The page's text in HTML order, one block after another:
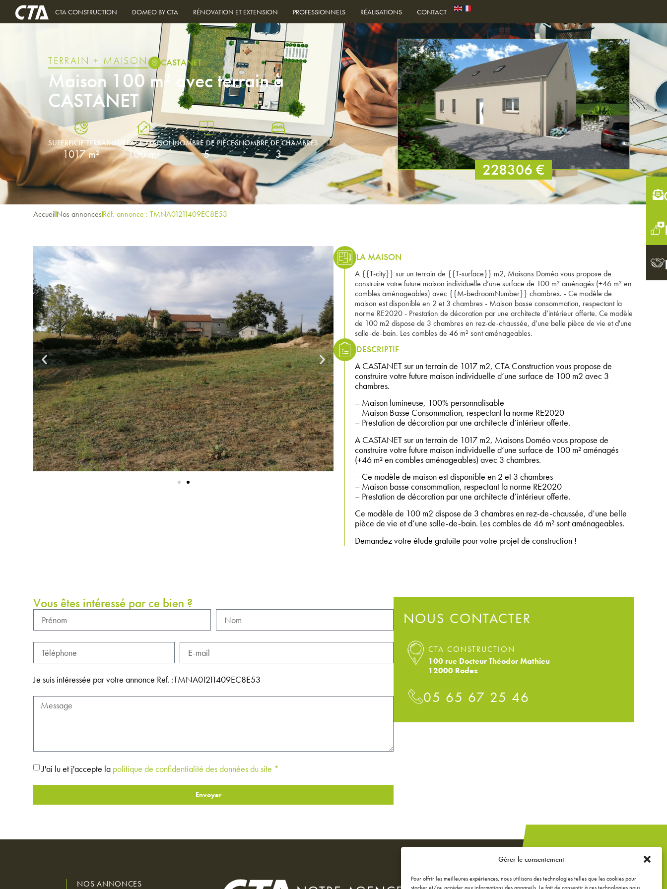
Gérer le consentement
Pour offrir les meilleures expériences, nous utilisons des technologies telles que les cookies pour
CTA CONSTRUCTION DOMEO BY CTA RÉNOVATION ET EXTENSION PROFESSIONNELS RÉALISATIONS CONTACT
TERRAIN + MAISON CASTANET
Maison 100 m² avec terrain à
CASTANET
SUPERFICIE TERRAIN
1017 m²
SURFACE MAISON
100 m²
NOMBRE DE PIÈCES
5
NOMBRE DE CHAMBRES
3
228306 €
AccueilNos annoncesRéf. annonce : TMNA01211409EC8E53
LA MAISON
A {{T-city}} sur un terrain de {{T-surface}} m2, Maisons Doméo vous propose de
construire votre future maison individuelle d’une surface de 100 m² aménagés (+46 m² en
combles aménageables) avec {{M-bedroomNumber}} chambres. - Ce modèle de
maison est disponible en 2 et 3 chambres - Maison basse consommation, respectant la
norme RE2020 - Prestation de décoration par une architecte d’intérieur offerte. Ce modèle
de 100 m2 dispose de 3 chambres en rez-de-chaussée, d’une belle pièce de vie et d'une
salle-de-bain. Les combles de 46 m² sont aménageables.
DESCRIPTIF
A CASTANET sur un terrain de 1017 m2, CTA Construction vous propose de
construire votre future maison individuelle d’une surface de 100 m2 avec 3
chambres.
– Maison lumineuse, 100% personnalisable
– Maison Basse Consommation, respectant la norme RE2020
– Prestation de décoration par une architecte d’intérieur offerte.
A CASTANET sur un terrain de 1017 m2, Maisons Doméo vous propose de
construire votre future maison individuelle d’une surface de 100 m² aménagés
(+46 m² en combles aménageables) avec 3 chambres.
– Ce modèle de maison est disponible en 2 et 3 chambres
– Maison basse consommation, respectant la norme RE2020
– Prestation de décoration par une architecte d’intérieur offerte.
Ce modèle de 100 m2 dispose de 3 chambres en rez-de-chaussée, d’une belle
pièce de vie et d’une salle-de-bain. Les combles de 46 m² sont aménageables.
Demandez votre étude gratuite pour votre projet de construction !
Vous êtes intéressé par ce bien ?
Je suis intéressée par votre annonce Ref. :TMNA01211409EC8E53
J'ai lu et j'accepte la politique de confidentialité des données du site *
Envoyer
NOUS CONTACTER
CTA CONSTRUCTION
100 rue Docteur Théodor Mathieu
12000 Rodez
05 65 67 25 46
NOS ANNONCES
Un projet de
extension ou